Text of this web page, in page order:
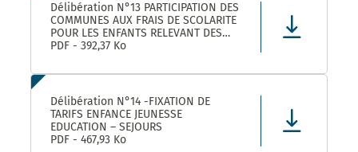
Délibération N°13 PARTICIPATION DES
COMMUNES AUX FRAIS DE SCOLARITE
POUR LES ENFANTS RELEVANT DES
DISPOSITIFS ULISS ET DAR
CASTELNAUVIENNES
PDF - 392,37 Ko
Délibération N°14 -FIXATION DE
TARIFS ENFANCE JEUNESSE
EDUCATION – SEJOURS
PDF - 467,93 Ko